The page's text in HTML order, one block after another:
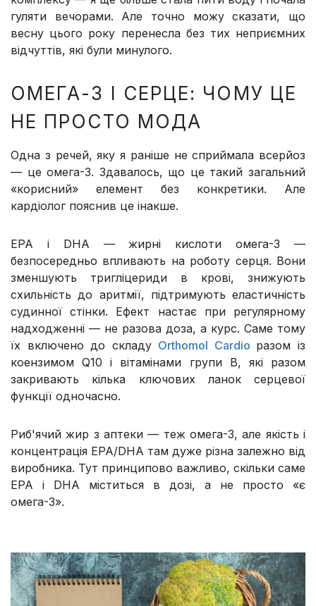
гуляти вечорами. Але точно можу сказати, що
весну цього року перенесла без тих неприємних
відчуттів, які були минулого.
ОМЕГА-3 І СЕРЦЕ: ЧОМУ ЦЕ
НЕ ПРОСТО МОДА
Одна з речей, яку я раніше не сприймала всерйоз
— це омега-3. Здавалось, що це такий загальний
«корисний» елемент без конкретики. Але
кардіолог пояснив це інакше.
EPA і DHA — жирні кислоти омега-3 —
безпосередньо впливають на роботу серця. Вони
зменшують тригліцериди в крові, знижують
схильність до аритмії, підтримують еластичність
судинної стінки. Ефект настає при регулярному
надходженні — не разова доза, а курс. Саме тому
їх включено до складу Orthomol Cardio разом із
коензимом Q10 і вітамінами групи В, які разом
закривають кілька ключових ланок серцевої
функції одночасно.
Риб'ячий жир з аптеки — теж омега-3, але якість і
концентрація EPA/DHA там дуже різна залежно від
виробника. Тут принципово важливо, скільки саме
EPA і DHA міститься в дозі, а не просто «є
омега-3».